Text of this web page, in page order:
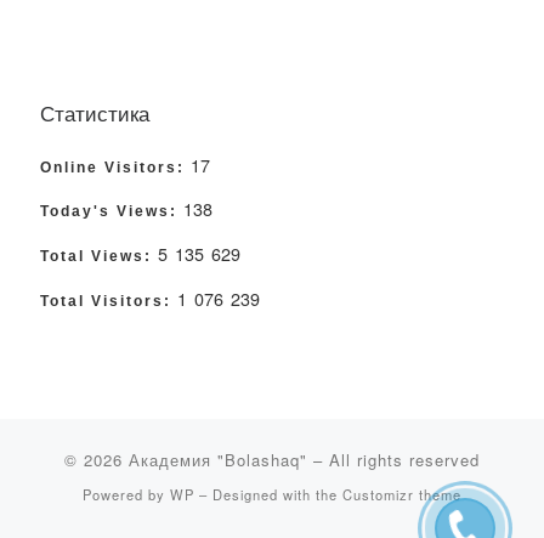
Статистика
Online Visitors: 17
Today's Views: 138
Total Views: 5 135 629
Total Visitors: 1 076 239
© 2026 Академия "Bolashaq" – All rights reserved
Powered by WP – Designed with the Customizr theme